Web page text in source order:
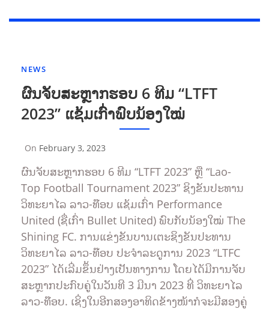
NEWS
ຜົນຈັບສະຫຼາກຮອບ 6 ທີມ “LTFT
2023” ແຊ້ມເກົ່າພົບນ້ອງໃໝ່
By
Sompasong
Vongthavone
On February 3, 2023
ຜົນຈັບສະຫຼາກຮອບ 6 ທີມ “LTFT 2023” ຫຼື “Lao-
Top Football Tournament 2023” ຊິງຂັນປະທານ
ວິທະຍາໄລ ລາວ-ທ໊ອບ ແຊ້ມເກົ່າ Performance
United (ຊື່ເກົ່າ Bullet United) ພົບກັບນ້ອງໃໝ່ The
Shining FC. ການແຂ່ງຂັນບານເຕະຊິງຂັນປະທານ
ວິທະຍາໄລ ລາວ-ທ໊ອບ ປະຈຳລະດູການ 2023 “LTFC
2023” ໄດ້ເລີ່ມຂຶ້ນຢ່າງເປັນທາງການ ໂດຍໄດ້ມີການຈັບ
ສະຫຼາກປະກົບຄູ່ໃນວັນທີ 3 ມີນາ 2023 ທີ່ ວິທະຍາໄລ
ລາວ-ທ໊ອບ. ເຊິ່ງໃນອີກສອງອາທິດຂ້າງໜ້າກໍຈະມີສອງຄູ່